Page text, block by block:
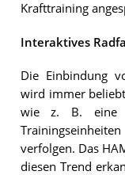
Krafttraining
Interaktives
Die Einbindung
wird immer
wie z. B. eine
verfolgen. Das
diesen Trend